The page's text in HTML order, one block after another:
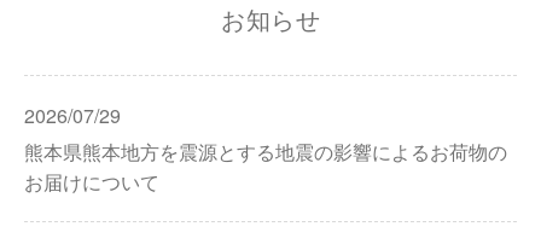
お知らせ
2026/07/29
熊本県熊本地方を震源とする地震の影響によるお荷物の
お届けについて